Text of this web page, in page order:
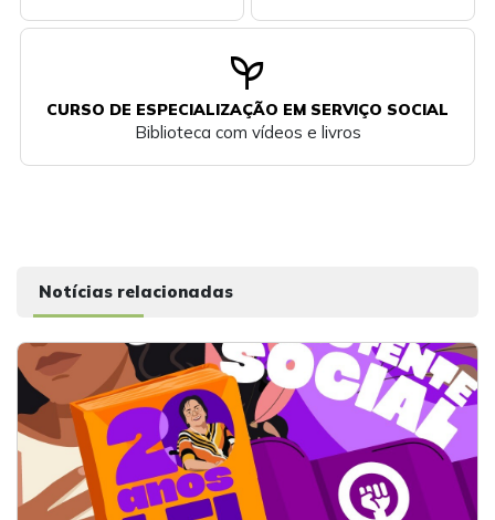
psychiatry
CURSO DE ESPECIALIZAÇÃO EM SERVIÇO SOCIAL
Biblioteca com vídeos e livros
Notícias relacionadas